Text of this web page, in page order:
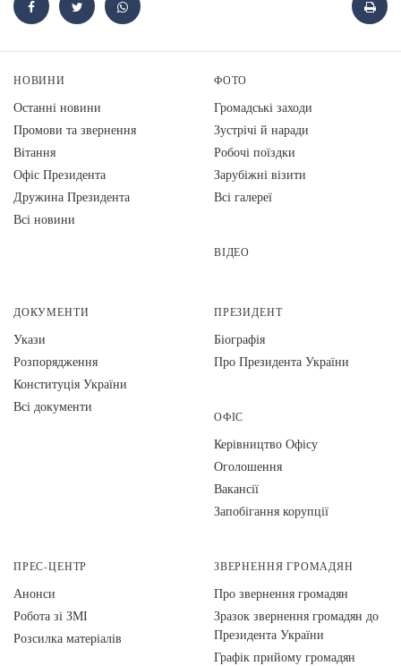
НОВИНИ
Останні новини
Промови та звернення
Вiтання
Офіс Президента
Дружина Президента
Всі новини
ФОТО
Громадські заходи
Зустрічі й наради
Робочі поїздки
Зарубіжні візити
Всі галереї
ВІДЕО
ДОКУМЕНТИ
Укази
Розпорядження
Конституція України
Всі документи
ПРЕЗИДЕНТ
Біографія
Про Президента України
ОФІС
Керівництво Офісу
Оголошення
Вакансії
Запобігання корупції
ПРЕС-ЦЕНТР
Анонси
Робота зі ЗМІ
Розсилка матеріалів
ЗВЕРНЕННЯ ГРОМАДЯН
Про звернення громадян
Зразок звернення громадян до
Президента України
Графік прийому громадян